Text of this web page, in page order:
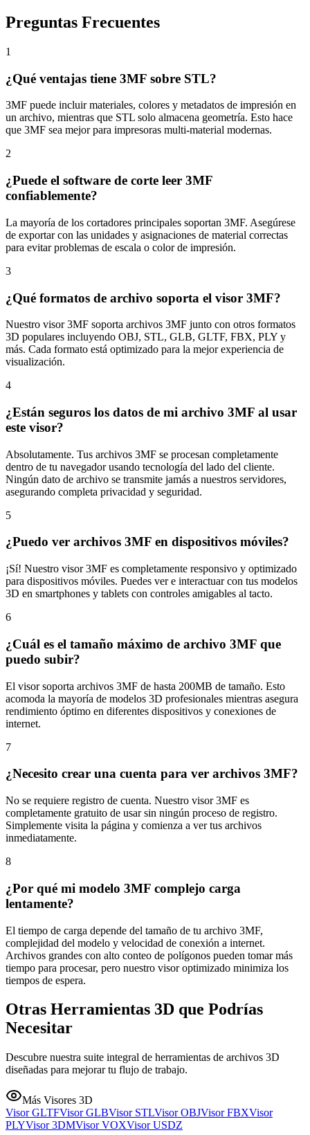
Preguntas Frecuentes
1
¿Qué ventajas tiene 3MF sobre STL?
3MF puede incluir materiales, colores y metadatos de impresión en
un archivo, mientras que STL solo almacena geometría. Esto hace
que 3MF sea mejor para impresoras multi-material modernas.
2
¿Puede el software de corte leer 3MF
confiablemente?
La mayoría de los cortadores principales soportan 3MF. Asegúrese
de exportar con las unidades y asignaciones de material correctas
para evitar problemas de escala o color de impresión.
3
¿Qué formatos de archivo soporta el visor 3MF?
Nuestro visor 3MF soporta archivos 3MF junto con otros formatos
3D populares incluyendo OBJ, STL, GLB, GLTF, FBX, PLY y
más. Cada formato está optimizado para la mejor experiencia de
visualización.
4
¿Están seguros los datos de mi archivo 3MF al usar
este visor?
Absolutamente. Tus archivos 3MF se procesan completamente
dentro de tu navegador usando tecnología del lado del cliente.
Ningún dato de archivo se transmite jamás a nuestros servidores,
asegurando completa privacidad y seguridad.
5
¿Puedo ver archivos 3MF en dispositivos móviles?
¡Sí! Nuestro visor 3MF es completamente responsivo y optimizado
para dispositivos móviles. Puedes ver e interactuar con tus modelos
3D en smartphones y tablets con controles amigables al tacto.
6
¿Cuál es el tamaño máximo de archivo 3MF que
puedo subir?
El visor soporta archivos 3MF de hasta 200MB de tamaño. Esto
acomoda la mayoría de modelos 3D profesionales mientras asegura
rendimiento óptimo en diferentes dispositivos y conexiones de
internet.
7
¿Necesito crear una cuenta para ver archivos 3MF?
No se requiere registro de cuenta. Nuestro visor 3MF es
completamente gratuito de usar sin ningún proceso de registro.
Simplemente visita la página y comienza a ver tus archivos
inmediatamente.
8
¿Por qué mi modelo 3MF complejo carga
lentamente?
El tiempo de carga depende del tamaño de tu archivo 3MF,
complejidad del modelo y velocidad de conexión a internet.
Archivos grandes con alto conteo de polígonos pueden tomar más
tiempo para procesar, pero nuestro visor optimizado minimiza los
tiempos de espera.
Otras Herramientas 3D que Podrías
Necesitar
Descubre nuestra suite integral de herramientas de archivos 3D
diseñadas para mejorar tu flujo de trabajo.
Más Visores 3D
Visor GLTFVisor GLBVisor STLVisor OBJVisor FBXVisor
PLYVisor 3DMVisor VOXVisor USDZ